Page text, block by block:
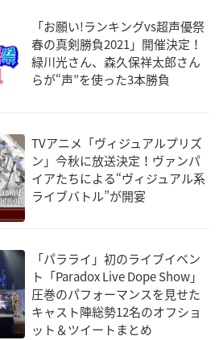
「お願い!ランキングvs超声優祭
春の真剣勝負2021」開催決定！
緑川光さん、森久保祥太郎さん
らが“声”を使った3本勝負
TVアニメ「ヴィジュアルプリズ
ン」今秋に放送決定！ヴァンパ
イアたちによる“ヴィジュアル系
ライブバトル”が開宴
「パラライ」初のライブイベン
ト「Paradox Live Dope Show」
圧巻のパフォーマンスを見せた
キャスト陣総勢12名のオフショ
ット＆ツイートまとめ